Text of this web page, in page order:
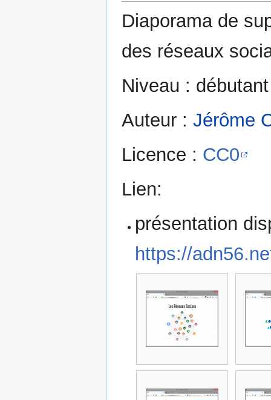
Diaporama de
des réseaux
Niveau : débutant
Auteur : Jérôme
Licence : CC0
Lien:
présentation
https://